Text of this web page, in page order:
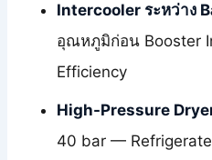
Intercooler ระหว่าง
อุณหภูมิก่อน Booster
Efficiency
High-Pressure
40 bar —